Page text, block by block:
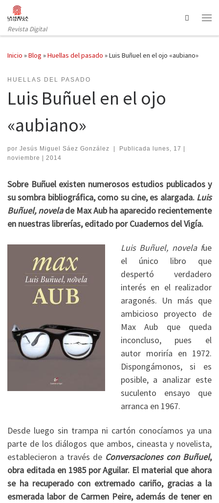
Saltar al contenido
Revista Digital
Search
Inicio »Blog »Huellas del pasado »Luis Buñuel en el ojo «aubiano»
HUELLAS DEL PASADO
Luis Buñuel en el ojo
«aubiano»
por Jesús Miguel Sáez González | Publicada lunes, 17 |
noviembre | 2014
Sobre Buñuel existen numerosos estudios publicados y
su sombra bibliográfica, como su cine, es alargada. Luis
Buñuel, novelade Max Aub ha aparecido recientemente
en nuestras librerías, editado por Cuadernos del Vigía.
Luis Buñuel, novela fue
el único libro que
despertó verdadero
interés en el realizador
aragonés. Un más que
ambicioso proyecto de
Max Aub que queda
inconcluso, pues el
autor moriría en 1972.
Dispongámonos, si es
posible, a analizar este
suculento ensayo que
arranca en 1967.
Desde luego sin trampa ni cartón conocíamos ya una
parte de los diálogos que ambos, cineasta y novelista,
establecieron a través de Conversaciones con Buñuel,
obra editada en 1985 por Aguilar. El material que ahora
se ha recuperado con extremado cariño, gracias a la
esmerada labor de Carmen Peire, además de tener en